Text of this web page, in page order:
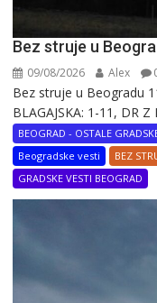
Bez struje u
09/08/2026 Alex
Bez struje u Beogradu
BLAGAJSKA: 1-11, DR Z
BEOGRAD - OSTALE
Beogradske vesti
BEZ
GRADSKE VESTI BEOGRAD